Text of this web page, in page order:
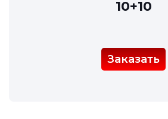
10+10
Заказать